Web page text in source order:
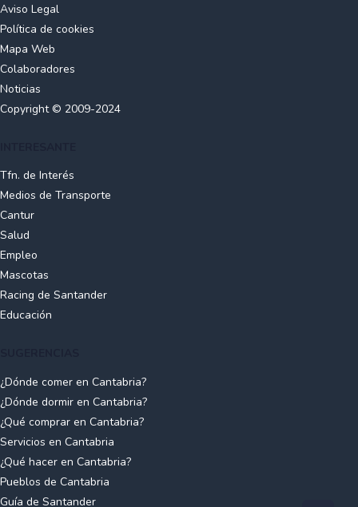
Aviso Legal
Política de cookies
Mapa Web
Colaboradores
Noticias
Copyright © 2009-2024
Tfn. de Interés
Medios de Transporte
Cantur
Salud
Empleo
Mascotas
Racing de Santander
Educación
¿Dónde comer en Cantabria?
¿Dónde dormir en Cantabria?
¿Qué comprar en Cantabria?
Servicios en Cantabria
¿Qué hacer en Cantabria?
Pueblos de Cantabria
Guía de Santander